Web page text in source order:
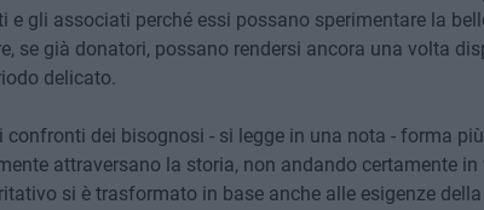
gli associati perché essi possano sperimentare la
se già donatori, possano rendersi ancora una volta
delicato.
confronti dei bisognosi - si legge in una nota - forma
attraversano la storia, non andando certamente in
si è trasformato in base anche alle esigenze